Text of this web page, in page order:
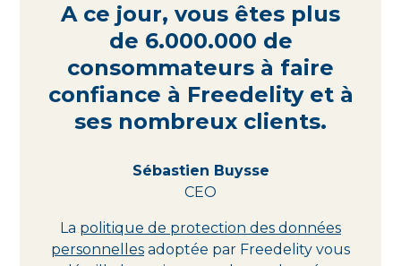
A ce jour, vous êtes plus
de 6.000.000 de
consommateurs à faire
confiance à Freedelity et à
ses nombreux clients.
Sébastien Buysse
CEO
La politique de protection des données
personnelles adoptée par Freedelity vous